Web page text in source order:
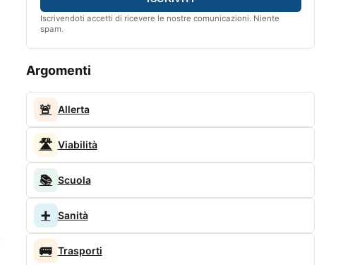
Iscrivendoti accetti di ricevere le nostre comunicazioni. Niente
spam.
Argomenti
🚨 Allerta
🛣️ Viabilità
📚 Scuola
➕ Sanità
🚌 Trasporti